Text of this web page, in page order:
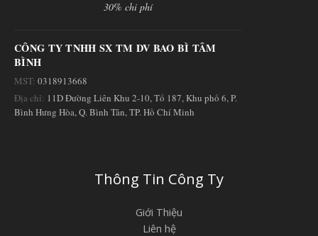
30% chi phí
CÔNG TY TNHH SX TM DV BAO BÌ TÂM
BÌNH
MST: 0318913668
Địa chỉ: 11D Đường Liên Khu 2-10, Tổ 187, Khu phố 6, P.
Bình Hưng Hòa, Q. Bình Tân, TP. Hồ Chí Minh
Thông Tin Công Ty
Giới Thiệu
Liên hệ